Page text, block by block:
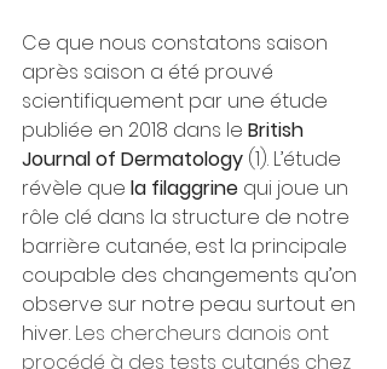
Ce que nous constatons saison
après saison a été prouvé
scientifiquement par une étude
publiée en 2018 dans le British
Journal of Dermatology (1). L’étude
révèle que la filaggrine qui joue un
rôle clé dans la structure de notre
barrière cutanée, est la principale
coupable des changements qu’on
observe sur notre peau surtout en
hiver. Les chercheurs danois ont
procédé à des tests cutanés chez